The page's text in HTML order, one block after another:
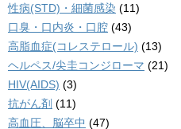
性病(STD)・細菌感染 (11)
口臭・口内炎・口腔 (43)
高脂血症(コレステロール) (13)
ヘルペス/尖圭コンジローマ (21)
HIV(AIDS) (3)
抗がん剤 (11)
高血圧、脳卒中 (47)